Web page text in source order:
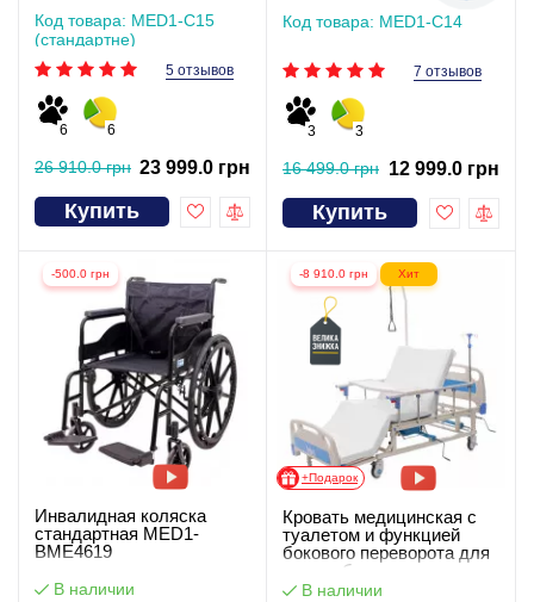
Код товара: MED1-C15
(стандартне)
5 отзывов
6 6
26 910.0 грн 23 999.0 грн
Купить
Код товара: MED1-C14
7 отзывов
3 3
16 499.0 грн 12 999.0 грн
Купить
-500.0 грн
Инвалидная коляска
стандартная MED1-
BME4619
В наличии
-8 910.0 грн Хит
+Подарок
Кровать медицинская с
туалетом и функцией
бокового переворота для
тяжелобольных
(видеообзор)
В наличии